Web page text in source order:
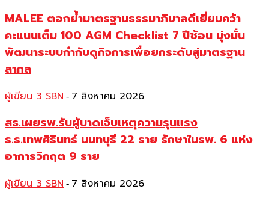
MALEE ตอกย้ำมาตรฐานธรรมาภิบาลดีเยี่ยมคว้า
คะแนนเต็ม 100 AGM Checklist 7 ปีซ้อน มุ่งมั่น
พัฒนาระบบกำกับดูกิจการเพื่อยกระดับสู่มาตรฐาน
สากล
ผู้เขียน 3 SBN - 7 สิงหาคม 2026
สธ.เผยรพ.รับผู้บาดเจ็บเหตุความรุนแรง
ร.ร.เทพศิรินทร์ นนทบุรี 22 ราย รักษาในรพ. 6 แห่ง
อาการวิกฤต 9 ราย
ผู้เขียน 3 SBN - 7 สิงหาคม 2026